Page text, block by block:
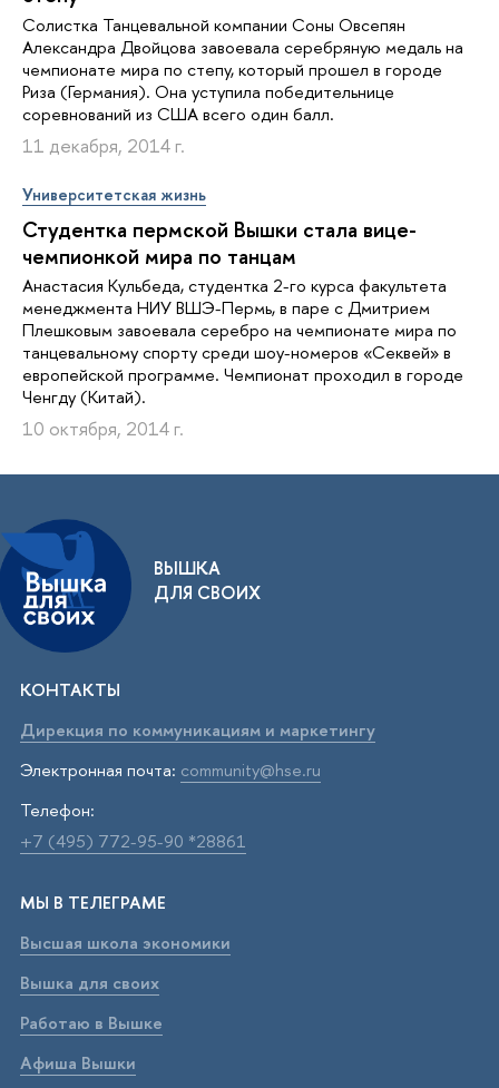
Солистка Танцевальной компании Соны Овсепян
Александра Двойцова завоевала серебряную медаль на
чемпионате мира по степу, который прошел в городе
Риза (Германия). Она уступила победительнице
соревнований из США всего один балл.
11 декабря, 2014 г.
Университетская жизнь
Студентка пермской Вышки стала вице-
чемпионкой мира по танцам
Анастасия Кульбеда, студентка 2-го курса факультета
менеджмента НИУ ВШЭ-Пермь, в паре с Дмитрием
Плешковым завоевала серебро на чемпионате мира по
танцевальному спорту среди шоу-номеров «Секвей» в
европейской программе. Чемпионат проходил в городе
Ченгду (Китай).
10 октября, 2014 г.
ВЫШКА
ДЛЯ СВОИХ
КОНТАКТЫ
Дирекция по коммуникациям и маркетингу
Электронная почта: community@hse.ru
Телефон:
+7 (495) 772-95-90 *28861
МЫ В ТЕЛЕГРАМЕ
Высшая школа экономики
Вышка для своих
Работаю в Вышке
Афиша Вышки